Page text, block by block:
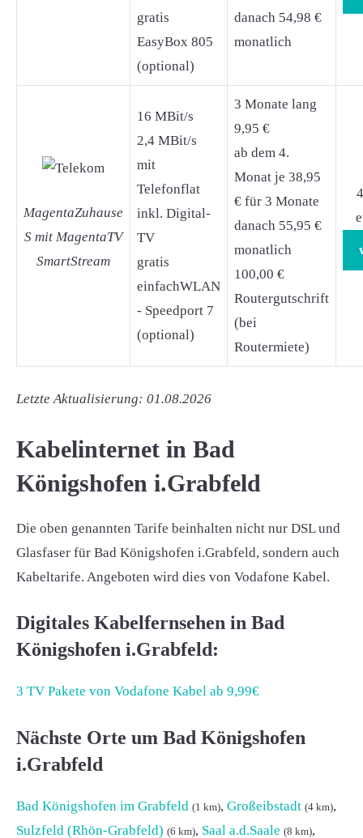
gratis
EasyBox 805
(optional)
danach 54,98 €
monatlich
MagentaZuhause
S mit MagentaTV
SmartStream
16 MBit/s
2,4 MBit/s
mit
Telefonflat
inkl. Digital-
TV
gratis
einfachWLAN
- Speedport 7
(optional)
3 Monate lang
9,95 €
ab dem 4.
Monat je 38,95
€ für 3 Monate
danach 55,95 €
monatlich
100,00 €
Routergutschrift
(bei
Routermiete)
Letzte Aktualisierung: 01.08.2026
Kabelinternet in Bad
Königshofen i.Grabfeld
Die oben genannten Tarife beinhalten nicht nur DSL und
Glasfaser für Bad Königshofen i.Grabfeld, sondern auch
Kabeltarife. Angeboten wird dies von Vodafone Kabel.
Digitales Kabelfernsehen in Bad
Königshofen i.Grabfeld:
3 TV Pakete von Vodafone Kabel ab 9,99€
Nächste Orte um Bad Königshofen
i.Grabfeld
Bad Königshofen im Grabfeld (1 km), Großeibstadt (4 km),
Sulzfeld (Rhön-Grabfeld) (6 km), Saal a.d.Saale (8 km),